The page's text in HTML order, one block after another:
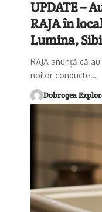
UPDATE –
RAJA în
Lumina,
RAJA anunță că
noilor conducte…
Dobrogea